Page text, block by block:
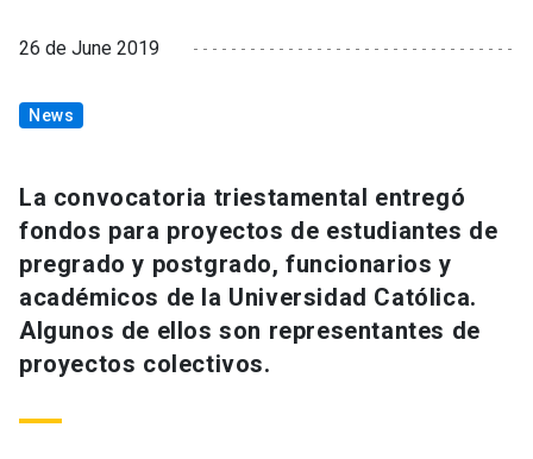
26 de June 2019
News
La convocatoria triestamental entregó
fondos para proyectos de estudiantes de
pregrado y postgrado, funcionarios y
académicos de la Universidad Católica.
Algunos de ellos son representantes de
proyectos colectivos.